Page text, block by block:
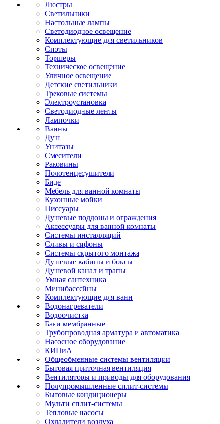
Люстры
Светильники
Настольные лампы
Светодиодное освещение
Комплектующие для светильников
Споты
Торшеры
Техническое освещение
Уличное освещение
Детские светильники
Трековые системы
Электроустановка
Светодиодные ленты
Лампочки
Ванны
Душ
Унитазы
Смесители
Раковины
Полотенцесушители
Биде
Мебель для ванной комнаты
Кухонные мойки
Писсуары
Душевые поддоны и ограждения
Аксессуары для ванной комнаты
Системы инсталляций
Сливы и сифоны
Системы скрытого монтажа
Душевые кабины и боксы
Душевой канал и трапы
Умная сантехника
Минибассейны
Комплектующие для ванн
Водонагреватели
Водоочистка
Баки мембранные
Трубопроводная арматура и автоматика
Насосное оборудование
КИПиА
Общеобменные системы вентиляции
Бытовая приточная вентиляция
Вентиляторы и приводы для оборудования
Полупромышленные сплит-системы
Бытовые кондиционеры
Мульти сплит-системы
Тепловые насосы
Охладители воздуха